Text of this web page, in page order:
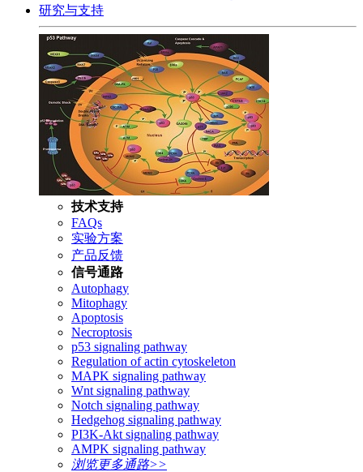
研究与支持
技术支持
FAQs
实验方案
产品反馈
信号通路
Autophagy
Mitophagy
Apoptosis
Necroptosis
p53 signaling pathway
Regulation of actin cytoskeleton
MAPK signaling pathway
Wnt signaling pathway
Notch signaling pathway
Hedgehog signaling pathway
PI3K-Akt signaling pathway
AMPK signaling pathway
浏览更多通路>>